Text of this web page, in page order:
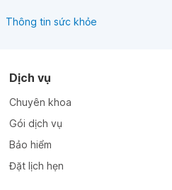
Thông tin sức khỏe
Dịch vụ
Chuyên khoa
Gói dịch vụ
Bảo hiểm
Đặt lịch hẹn